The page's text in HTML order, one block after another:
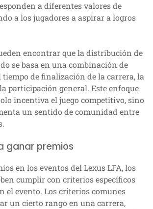
a diferentes valores de
a los jugadores a aspirar a logros
encontrar que la distribución de
se basa en una combinación de
tiempo de finalización de la carrera, la
participación general. Este enfoque
incentiva el juego competitivo, sino
un sentido de comunidad entre
ganar premios
en los eventos del Lexus LFA, los
cumplir con criterios específicos
el evento. Los criterios comunes
un cierto rango en una carrera,